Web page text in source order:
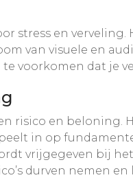
stress en
van visuele en
voorkomen dat je
risico en
in op
vrijgegeven bij
durven nemen